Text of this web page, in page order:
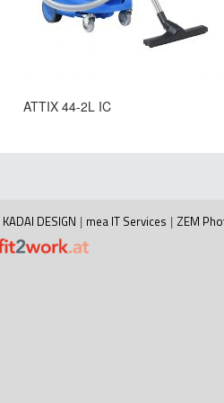
ATTIX 44-2L IC
KADAI DESIGN | mea IT Services | ZEM